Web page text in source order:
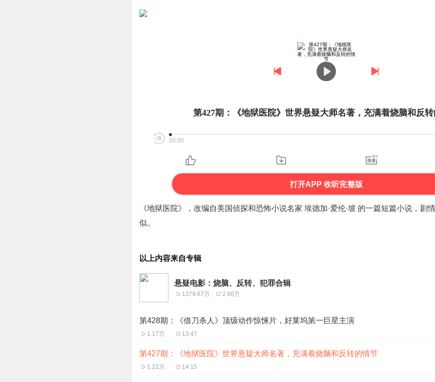
第427期：《地狱医院》世界悬疑大师名著，充满着烧脑和反
00:00
打开APP 收听完整版
《地狱医院》，改编自美国侦探和恐怖小说名家 埃德加·爱伦·坡 的一篇短篇小说，剧
似。
以上内容来自专辑
悬疑电影：烧脑、反转、犯罪合辑
1379.67万 2.60万
第428期：《借刀杀人》顶级动作惊悚片，好莱坞第一巨星主演
1.17万 13:47
第427期：《地狱医院》世界悬疑大师名著，充满着烧脑和反转的情节
1.21万 14:15